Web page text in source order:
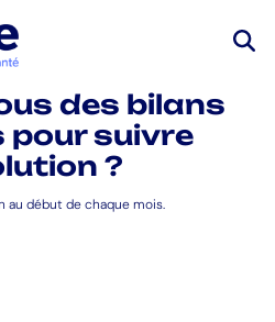
des bilans
pour suivre
?
au début de chaque mois.